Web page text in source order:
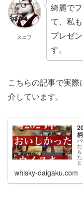
スニフ
綺麗で
て、私
プレゼ
す。
こちらの記事で実
介しています。
whisky-daigaku.com